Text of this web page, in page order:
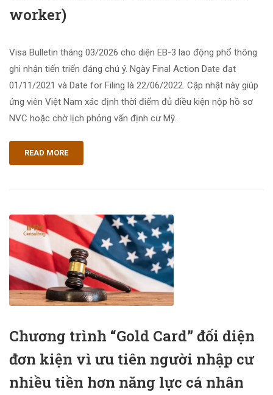
worker)
Visa Bulletin tháng 03/2026 cho diện EB-3 lao động phổ thông
ghi nhận tiến triển đáng chú ý. Ngày Final Action Date đạt
01/11/2021 và Date for Filing là 22/06/2022. Cập nhật này giúp
ứng viên Việt Nam xác định thời điểm đủ điều kiện nộp hồ sơ
NVC hoặc chờ lịch phỏng vấn định cư Mỹ.
READ MORE
Chương trình “Gold Card” đối diện
đơn kiện vì ưu tiên người nhập cư
nhiều tiền hơn năng lực cá nhân